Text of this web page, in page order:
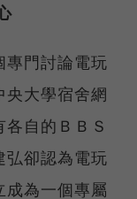
專門討論電玩
大學宿舍網
自的ＢＢＳ
弘卻認為電玩
為一個專屬